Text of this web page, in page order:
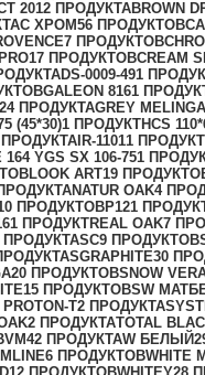
2012 ПРОДУКТАBROWN
C ХРОМ56 ПРОДУКТОВ
7 ПРОДУКТОВ
17 ПРОДУКТОВCREAM
DS-0009-491
GALEON 8161
24 ПРОДУКТАGREY MELINGA
(45*30)1 ПРОДУКТHCS
ПРОДУКТА IR-11011 ПРОДУКТ
164 YGS SX 106-751
LOOK ART19
NATUR OAK4
ПРОДУКТОВP121
1 ПРОДУКТREAL OAK7
ПРОДУКТАSC9 ПРОДУКТОВ
SGRAPHITE30
20 ПРОДУКТОВSNOW
15 ПРОДУКТОВSW
T2 ПРОДУКТА
2 ПРОДУКТАTOTAL
VM42 ПРОДУКТАW БЕЛЫЙ
6 ПРОДУКТОВWHITE